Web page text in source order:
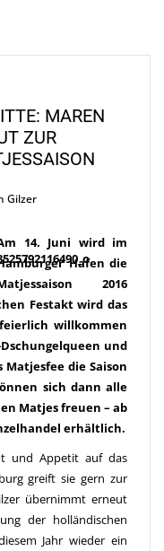
MAREN
ZUR
Gilzer
14. Juni wird im
Hafen die
2016
Festakt wird das
willkommen
und
die Saison
sich dann alle
Matjes freuen – ab
erhältlich.
und Appetit auf das
greift sie gern zur
übernimmt erneut
der holländischen
Jahr wieder ein